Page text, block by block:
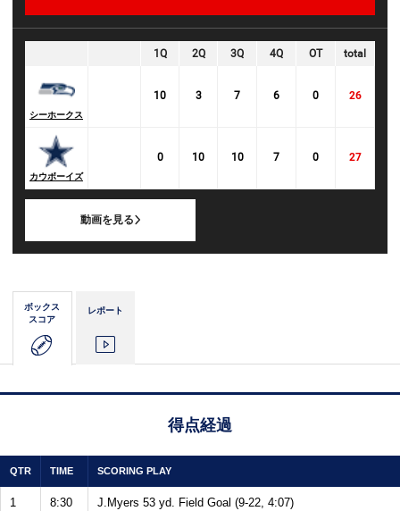
1Q 2Q 3Q 4Q OT total
シーホークス
10 3 7 6 0 26
カウボーイズ
0 10 10 7 0 27
動画を見る
ボックス
スコア
レポート
得点経過
QTR TIME SCORING PLAY
1 8:30 J.Myers 53 yd. Field Goal (9-22, 4:07)